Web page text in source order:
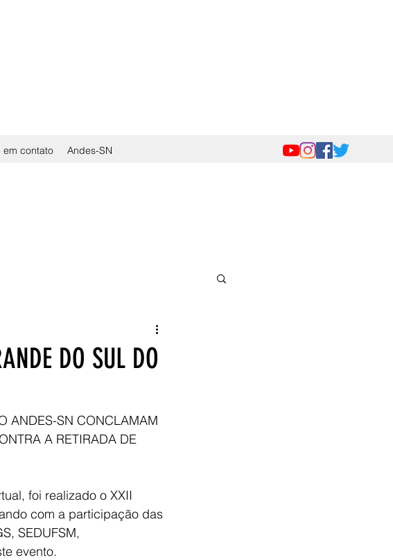
em contato Andes-SN
DO SUL DO
ANDES-SN CONCLAMAM
A RETIRADA DE
foi realizado o XXII
com a participação das
SEDUFSM,
evento.